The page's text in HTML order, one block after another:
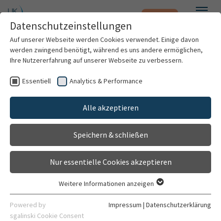
Zum Hauptinhalt springen Notfall
Patienten & Besucher
Kliniken & Institute
Forschung
Karriere
Sektion Neurochirurgische
Schmerztherapie
Einrichtung
Neurochirurgische Klinik
Leitung
Datenschutzeinstellungen
Auf unserer Webseite werden Cookies verwendet. Einige davon
werden zwingend benötigt, während es uns andere ermöglichen,
Ihre Nutzererfahrung auf unserer Webseite zu verbessern.
Essentiell Analytics & Performance
Alle akzeptieren
Speichern & schließen
Nur essentielle Cookies akzeptieren
Essentielle Cookies werden für grundlegende Funktionen der
Webseite benötigt. Dadurch ist gewährleistet, dass die
Weitere Informationen anzeigen
Powered by
sgalinski Cookie Consent
Impressum | Datenschutzerklärung